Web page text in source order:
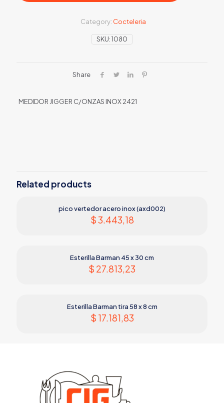
SKU:1080
Category: Cocteleria
Share
MEDIDOR JIGGER C/ONZAS INOX 2421
Related products
pico vertedor acero inox (axd002)
$3.443,18
Esterilla Barman 45 x 30 cm
$ 27.813,23
Esterilla Barman tira 58 x 8 cm
$ 17.181,83